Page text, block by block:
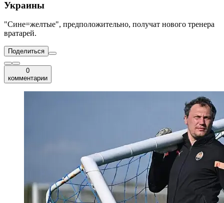
Украины
"Сине=желтые", предположительно, получат нового тренера
вратарей.
Поделиться
0
комментарии